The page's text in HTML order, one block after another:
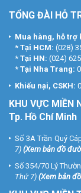
TỔNG ĐÀI HỖ
Mua hàng, hỗ trợ
* Tại HCM: (028)
* Tại HN: (024)
* Tại Nha Trang:
Khiếu nại, CSKH:
KHU VỰC MIỀN
Tp. Hồ Chí Minh
Số 3A Trần Quý
7) (Xem bản đồ
Số 354/70 Lý
Thứ 7) (Xem bản